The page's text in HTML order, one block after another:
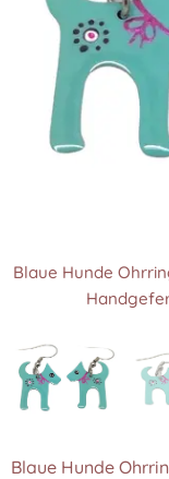
Blaue Hunde
Blaue Hunde
Blaue Hunde
Blaue Hunde